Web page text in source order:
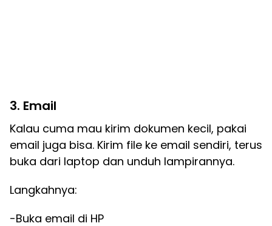
3. Email
Kalau cuma mau kirim dokumen kecil, pakai
email juga bisa. Kirim file ke email sendiri, terus
buka dari laptop dan unduh lampirannya.
Langkahnya:
-Buka email di HP